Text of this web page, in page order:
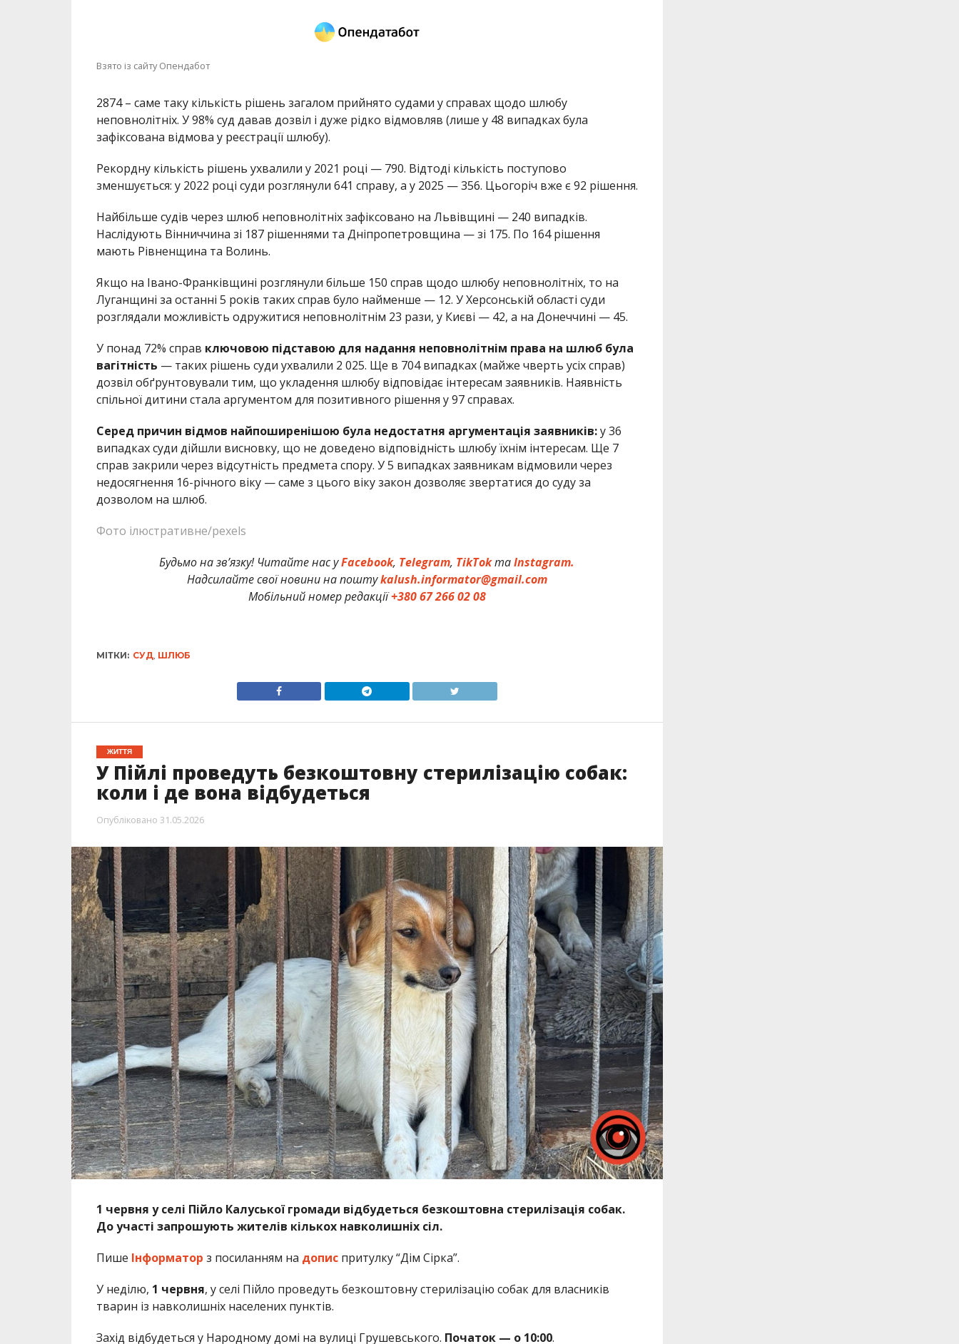
Взято із сайту Опендабот
2874 – саме таку кількість рішень загалом прийнято судами у справах щодо шлюбу
неповнолітніх. У 98% суд давав дозвіл і дуже рідко відмовляв (лише у 48 випадках була
зафіксована відмова у реєстрації шлюбу).
Рекордну кількість рішень ухвалили у 2021 році — 790. Відтоді кількість поступово
зменшується: у 2022 році суди розглянули 641 справу, а у 2025 — 356. Цьогоріч вже є 92 рішення.
Найбільше судів через шлюб неповнолітніх зафіксовано на Львівщині — 240 випадків.
Наслідують Вінниччина зі 187 рішеннями та Дніпропетровщина — зі 175. По 164 рішення
мають Рівненщина та Волинь.
Якщо на Івано-Франківщині розглянули більше 150 справ щодо шлюбу неповнолітніх, то на
Луганщині за останні 5 років таких справ було найменше — 12. У Херсонській області суди
розглядали можливість одружитися неповнолітнім 23 рази, у Києві — 42, а на Донеччині — 45.
У понад 72% справ ключовою підставою для надання неповнолітнім права на шлюб була
вагітність — таких рішень суди ухвалили 2 025. Ще в 704 випадках (майже чверть усіх справ)
дозвіл обґрунтовували тим, що укладення шлюбу відповідає інтересам заявників. Наявність
спільної дитини стала аргументом для позитивного рішення у 97 справах.
Серед причин відмов найпоширенішою була недостатня аргументація заявників:у 36
випадках суди дійшли висновку, що не доведено відповідність шлюбу їхнім інтересам. Ще 7
справ закрили через відсутність предмета спору. У 5 випадках заявникам відмовили через
недосягнення 16-річного віку — саме з цього віку закон дозволяє звертатися до суду за
дозволом на шлюб.
Фото ілюстративне/pexels
Будьмо на зв’язку! Читайте нас уFacebook, Telegram, TikTokтаInstagram.
Надсилайте свої новини на поштуkalush.informator@gmail.com
Мобільний номер редакції+380 67 266 02 08
МІТКИ: СУД, ШЛЮБ
ЖИТТЯ
У Пійлі проведуть безкоштовну стерилізацію собак:
коли і де вона відбудеться
Опубліковано 31.05.2026
1 червня у селі Пійло Калуської громади відбудеться безкоштовна стерилізація собак.
До участі запрошують жителів кількох навколишніх сіл.
Пише Інформатор з посиланням на дописпритулку “Дім Сірка”.
У неділю, 1 червня, у селі Пійло проведуть безкоштовну стерилізацію собак для власників
тварин із навколишніх населених пунктів.
Захід відбудеться у Народному домі на вулиці Грушевського. Початок — о 10:00.